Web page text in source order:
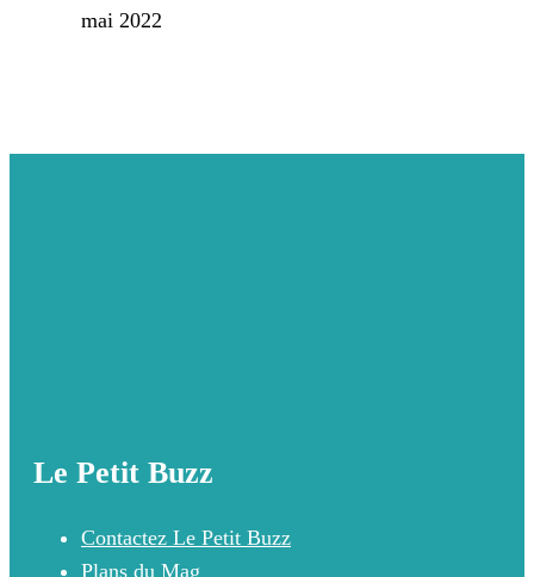
mai 2022
Le Petit Buzz
Contactez Le Petit Buzz
Plans du Mag